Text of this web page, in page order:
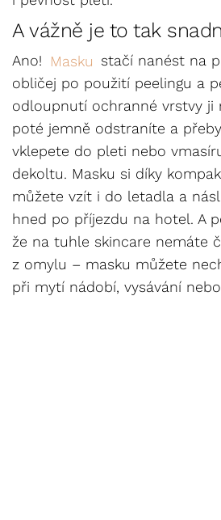
A vážně je to tak
Ano! Masku stačí nanést na
obličej po použití peelingu a
odloupnutí ochranné vrstvy ji
poté jemně odstraníte a
vklepete do pleti nebo
dekoltu. Masku si díky
můžete vzít i do letadla a
hned po příjezdu na hotel. A
že na tuhle skincare nemáte
z omylu – masku můžete
při mytí nádobí, vysávání